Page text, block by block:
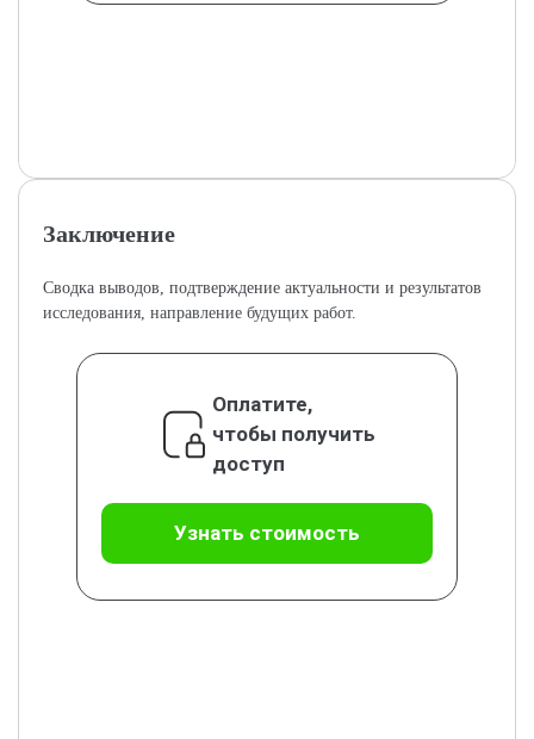
Заключение
Сводка выводов, подтверждение актуальности и результатов
исследования, направление будущих работ.
Оплатите,
чтобы получить
доступ
Узнать стоимость